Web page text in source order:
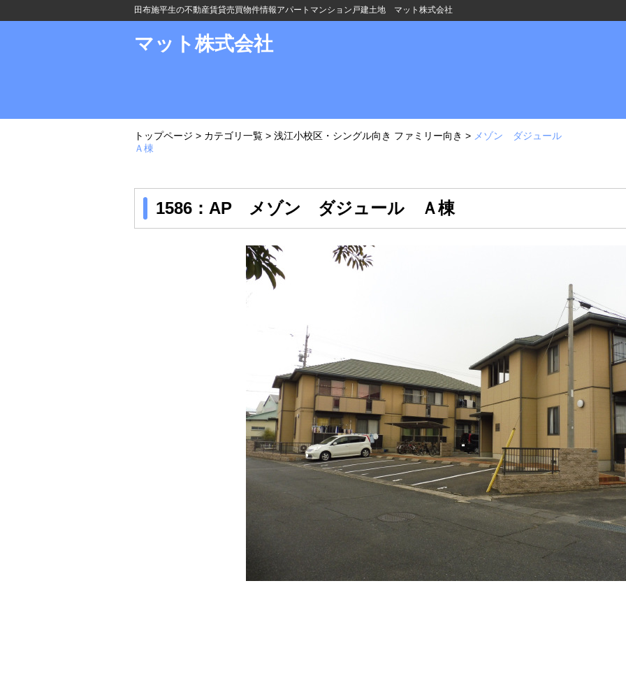
田布施平生の不動産賃貸売買物件情報アパートマンション戸建土地 マット株式会社
マット株式会社
トップページ > カテゴリ一覧 > 浅江小校区・シングル向き ファミリー向き > メゾン ダジュール
Ａ棟
1586：AP メゾン ダジュール Ａ棟